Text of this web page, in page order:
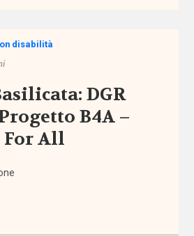
disabilità
DGR
B4A –
All